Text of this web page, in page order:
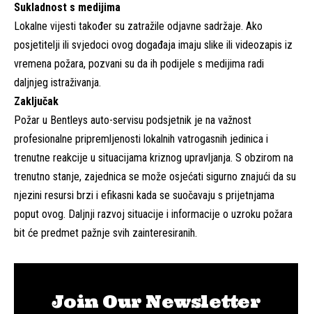
Sukladnost s medijima
Lokalne vijesti također su zatražile odjavne sadržaje. Ako
posjetitelji ili svjedoci ovog događaja imaju slike ili videozapis iz
vremena požara, pozvani su da ih podijele s medijima radi
daljnjeg istraživanja.
Zaključak
Požar u Bentleys auto-servisu podsjetnik je na važnost
profesionalne pripremljenosti lokalnih vatrogasnih jedinica i
trenutne reakcije u situacijama kriznog upravljanja. S obzirom na
trenutno stanje, zajednica se može osjećati sigurno znajući da su
njezini resursi brzi i efikasni kada se suočavaju s prijetnjama
poput ovog. Daljnji razvoj situacije i informacije o uzroku požara
bit će predmet pažnje svih zainteresiranih.
Join Our Newsletter